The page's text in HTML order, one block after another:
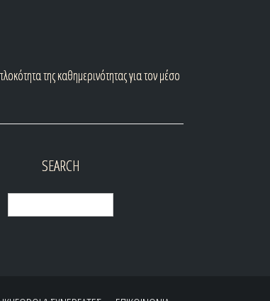
της καθημερινότητας για τον μέσο
SEARCH